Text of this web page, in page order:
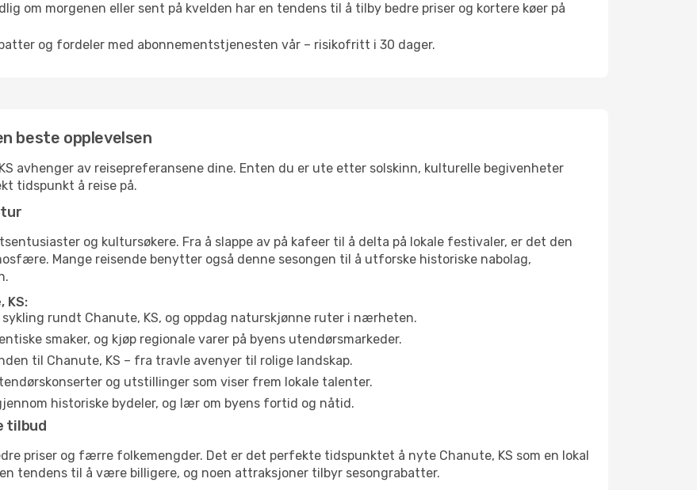
om morgenen eller sent på kvelden har en tendens til å tilby bedre priser og kortere køer på
og fordeler med abonnementstjenesten vår – risikofritt i 30 dager.
beste opplevelsen
avhenger av reisepreferansene dine. Enten du er ute etter solskinn, kulturelle begivenheter
tidspunkt å reise på.
og kultursøkere. Fra å slappe av på kafeer til å delta på lokale festivaler, er det den
Mange reisende benytter også denne sesongen til å utforske historiske nabolag,
KS:
rundt Chanute, KS, og oppdag naturskjønne ruter i nærheten.
smaker, og kjøp regionale varer på byens utendørsmarkeder.
til Chanute, KS – fra travle avenyer til rolige landskap.
og utstillinger som viser frem lokale talenter.
historiske bydeler, og lær om byens fortid og nåtid.
tilbud
priser og færre folkemengder. Det er det perfekte tidspunktet å nyte Chanute, KS som en lokal
tendens til å være billigere, og noen attraksjoner tilbyr sesongrabatter.